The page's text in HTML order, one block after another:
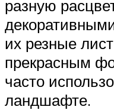
разную
их резные
прекрасным
часто
ландшафте.